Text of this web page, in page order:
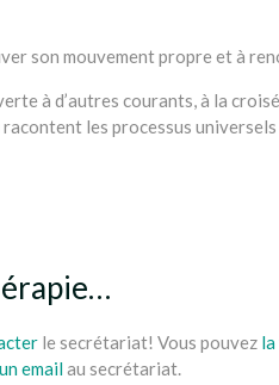
son mouvement propre et à
à d’autres courants, à la
les processus
le secrétariat! Vous pouvez
emailau secrétariat.